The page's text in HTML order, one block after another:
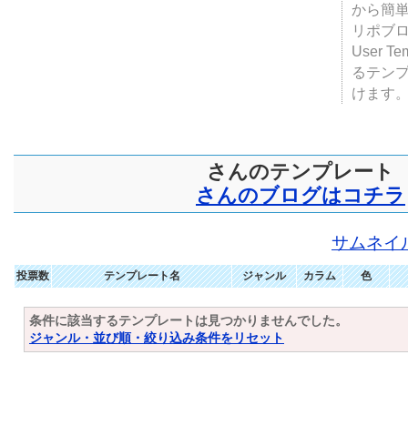
から簡
リポブ
User
るテン
けます
さんのテンプレート
さんのブログはコチラ
サムネイ
投票数 テンプレート名 ジャンル カラム 色
条件に該当するテンプレートは見つかりませんでした。
ジャンル・並び順・絞り込み条件をリセット